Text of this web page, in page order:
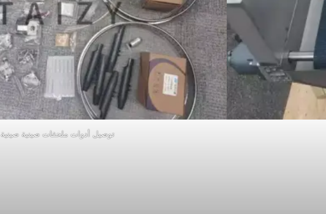
توصيل أدوات ملحقات صينية صينية